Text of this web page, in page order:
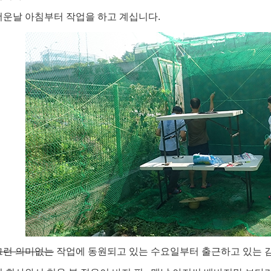
운날 아침부터 작업을 하고 계십니다.
런 의미없는 작업에 동원되고 있는 수요일부터 출근하고 있는